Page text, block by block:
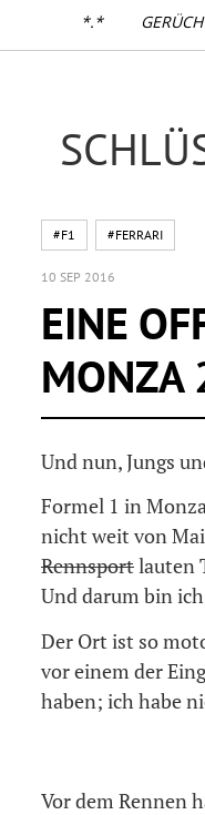
*.*
#F1 #FERRARI
10 SEP 2016
EINE
MONZA
Und nun, Jungs
Formel 1 in
nicht weit von
Rennsportlauten
Und darum bin
Der Ort ist so
vor einem der
haben; ich habe
Vor dem Rennen